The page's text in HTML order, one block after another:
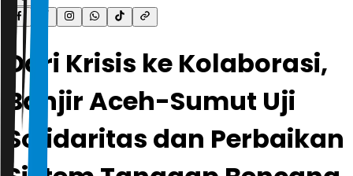
Dari Krisis ke Kolaborasi,
Banjir Aceh-Sumut Uji
Solidaritas dan Perbaikan